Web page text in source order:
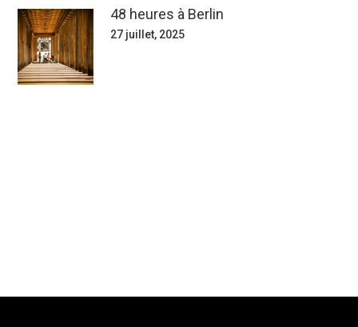
48 heures à Berlin
27 juillet, 2025